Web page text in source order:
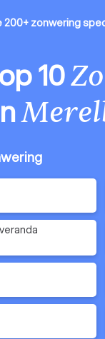
200+ zonwering
10